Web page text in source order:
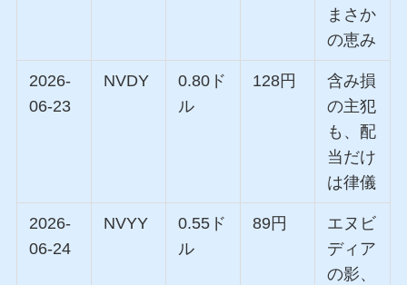
まさか
の恵み
2026-
06-23
NVDY
0.80ド
ル
128円
含み損
の主犯
も、配
当だけ
は律儀
2026-
06-24
NVYY
0.55ド
ル
89円
エヌビ
ディア
の影、